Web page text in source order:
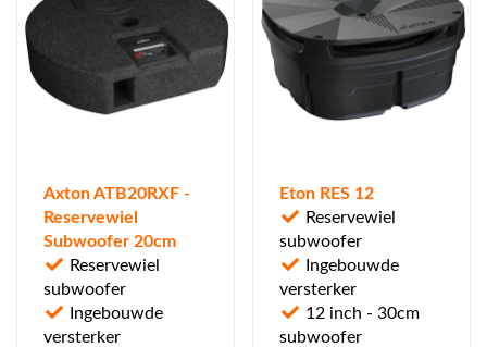
Axton ATB20RXF -
Reservewiel
Subwoofer 20cm
Reservewiel
subwoofer
Ingebouwde
versterker
Eton RES 12
Reservewiel
subwoofer
Ingebouwde
versterker
12 inch - 30cm
subwoofer